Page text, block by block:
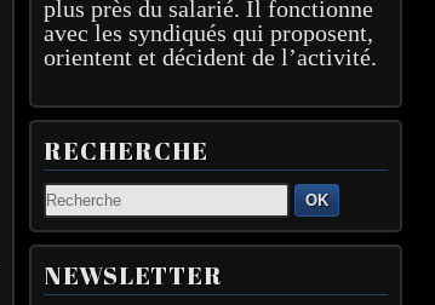
plus près du salarié. Il fonctionne
avec les syndiqués qui proposent,
orientent et décident de l’activité.
RECHERCHE
OK
NEWSLETTER